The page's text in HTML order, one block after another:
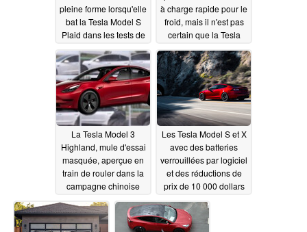
pleine forme lorsqu'elle
bat la Tesla Model S
Plaid dans les tests de
maniabilité, mais la
conduite sur une seule
pédale est un gros
avantage pour Tesla
08/18/2023
à charge rapide pour le
froid, mais il n'est pas
certain que la Tesla
Model 3 ou Model Y
l'obtienne08/17/2023
La Tesla Model 3
Highland, mule d'essai
masquée, aperçue en
train de rouler dans la
campagne chinoise
08/16/2023
Les Tesla Model S et X
avec des batteries
verrouillées par logiciel
et des réductions de
prix de 10 000 dollars
sont lancées en tant
que variantes de la
gamme standard